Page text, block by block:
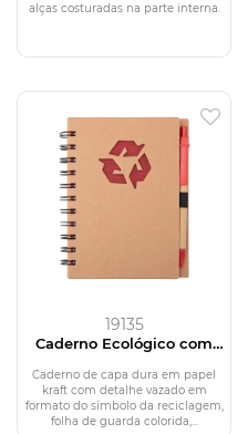
alças costuradas na parte interna.
19135
Caderno Ecológico com
Caderno de capa dura em papel
kraft com detalhe vazado em
formato do símbolo da reciclagem,
folha de guarda colorida,...